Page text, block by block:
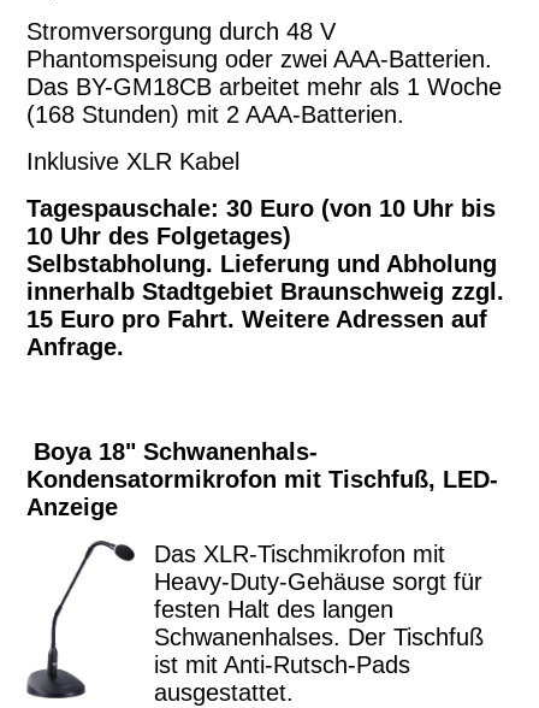
Stromversorgung durch 48 V
Phantomspeisung oder zwei AAA-Batterien.
Das BY-GM18CB arbeitet mehr als 1 Woche
(168 Stunden) mit 2 AAA-Batterien.
Inklusive XLR Kabel
Tagespauschale: 30 Euro (von 10 Uhr bis
10 Uhr des Folgetages)
Selbstabholung. Lieferung und Abholung
innerhalb Stadtgebiet Braunschweig zzgl.
15 Euro pro Fahrt. Weitere Adressen auf
Anfrage.
Boya 18" Schwanenhals-
Kondensatormikrofon mit Tischfuß, LED-
Anzeige
Das XLR-Tischmikrofon mit
Heavy-Duty-Gehäuse sorgt für
festen Halt des langen
Schwanenhalses. Der Tischfuß
ist mit Anti-Rutsch-Pads
ausgestattet.